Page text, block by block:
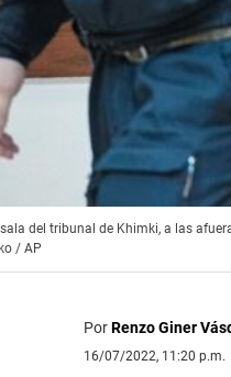
del tribunal de Khimki, a las
/ AP
PorRenzo Giner
16/07/2022, 11:20 p.m.